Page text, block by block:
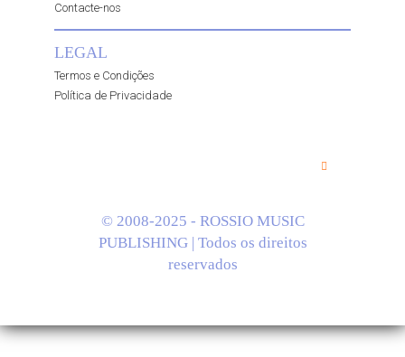
Contacte-nos
LEGAL
Termos e Condições
Política de Privacidade
© 2008-2025 - ROSSIO MUSIC
PUBLISHING | Todos os direitos
reservados